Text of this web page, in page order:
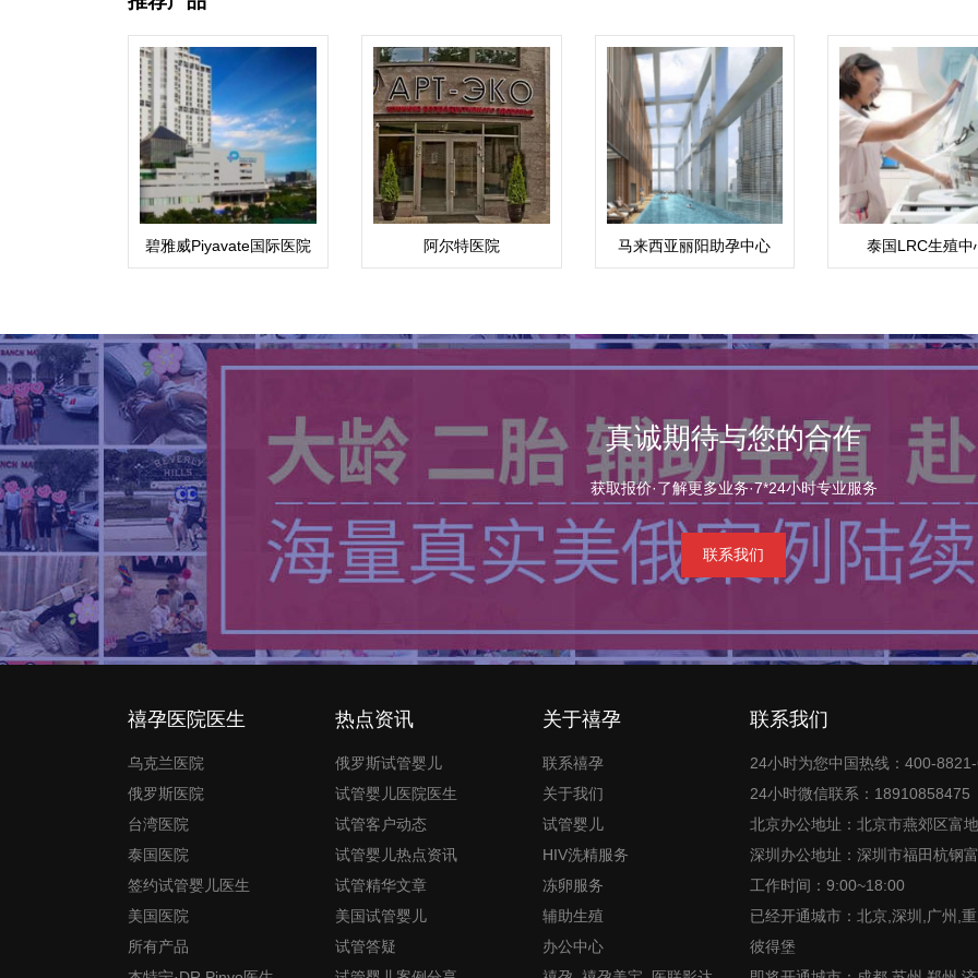
碧雅威Piyavate国际医院 阿尔特医院 马来西亚丽阳助孕中心 泰国LRC生殖中
真诚期待与您的合作
获取报价·了解更多业务·7*24小时专业服务
联系我们
禧孕医院医生
乌克兰医院
俄罗斯医院
台湾医院
泰国医院
签约试管婴儿医生
美国医院
所有产品
热点资讯
俄罗斯试管婴儿
试管婴儿医院医生
试管客户动态
试管婴儿热点资讯
试管精华文章
美国试管婴儿
试管答疑
关于禧孕
联系禧孕
关于我们
试管婴儿
HIV洗精服务
冻卵服务
辅助生殖
办公中心
联系我们
24小时为您中国热线：400-
24小时微信联系：18910858475
北京办公地址：北京市燕郊区富
深圳办公地址：深圳市福田杭钢
工作时间：9:00~18:00
已经开通城市：北京,深圳,广州,
彼得堡